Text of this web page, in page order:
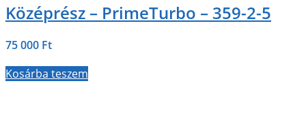
Középrész – PrimeTurbo – 359-2-5
75 000 Ft
Kosárba teszem